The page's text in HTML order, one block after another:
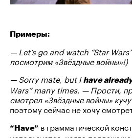
Примеры:
— Let’s go and watch “Star
посмотрим «Звёздные войны»!)
— Sorry mate, but I have
Wars” many times. — Прости,
смотрел «Звёздные войны»
поэтому сейчас не хочу
“Have” в грамматической